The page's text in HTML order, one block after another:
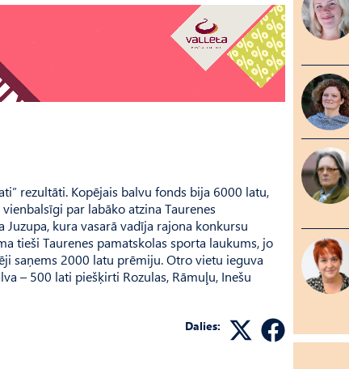
rezultāti. Kopējais balvu fonds bija 6000 latu,
par labāko atzina Taurenes
kura vasarā vadīja rajona konkursu
tieši Taurenes pamatskolas sporta laukums, jo
saņems 2000 latu prēmiju. Otro vietu ieguva
– 500 lati piešķirti Rozulas, Rāmuļu, Inešu
Dalies: